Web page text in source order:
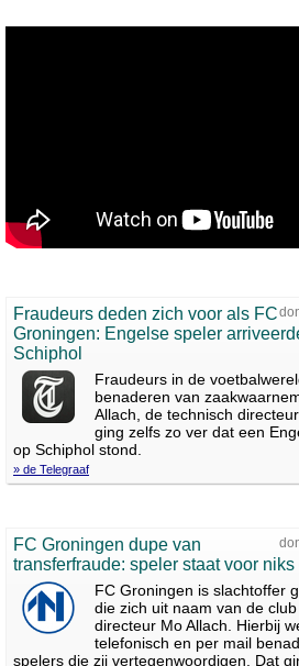
Fraudeurs deden zich voor als FC
Groningen: Engelse speler
Schiphol
Fraudeurs in de
benaderen van
Allach, de technisch
ging zelfs zo ver dat een
op Schiphol stond.
» de Telegraaf
FC Groningen dupe van
transferfraude: speler staat voor niks
FC Groningen is slachtoffer
die zich uit naam van de
directeur Mo Allach. Hierbij
telefonisch en per mail
spelers die zij vertegenwoordigen. Dat